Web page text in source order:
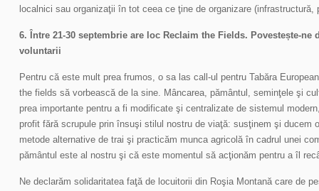
localnici sau organizaţii în tot ceea ce ţine de organizare (infrastructură,
6. Între 21-30 septembrie are loc Reclaim the Fields. Povestește-ne
voluntarii
Pentru că este mult prea frumos, o sa las call-ul pentru Tabăra
the fields să vorbească de la sine. Mâncarea, pământul, seminţele şi
prea importante pentru a fi modificate şi centralizate de sistemul
profit fără scrupule prin însuşi stilul nostru de viaţă: susţinem şi ducem
metode alternative de trai şi practicăm munca agricolă în cadrul unei
pământul este al nostru şi că este momentul să acţionăm pentru a îl
Ne declarăm solidaritatea faţă de locuitorii din Roşia Montană care de